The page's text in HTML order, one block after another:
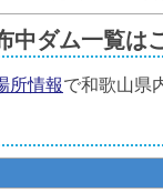
中ダム一覧は
所情報で和歌山県